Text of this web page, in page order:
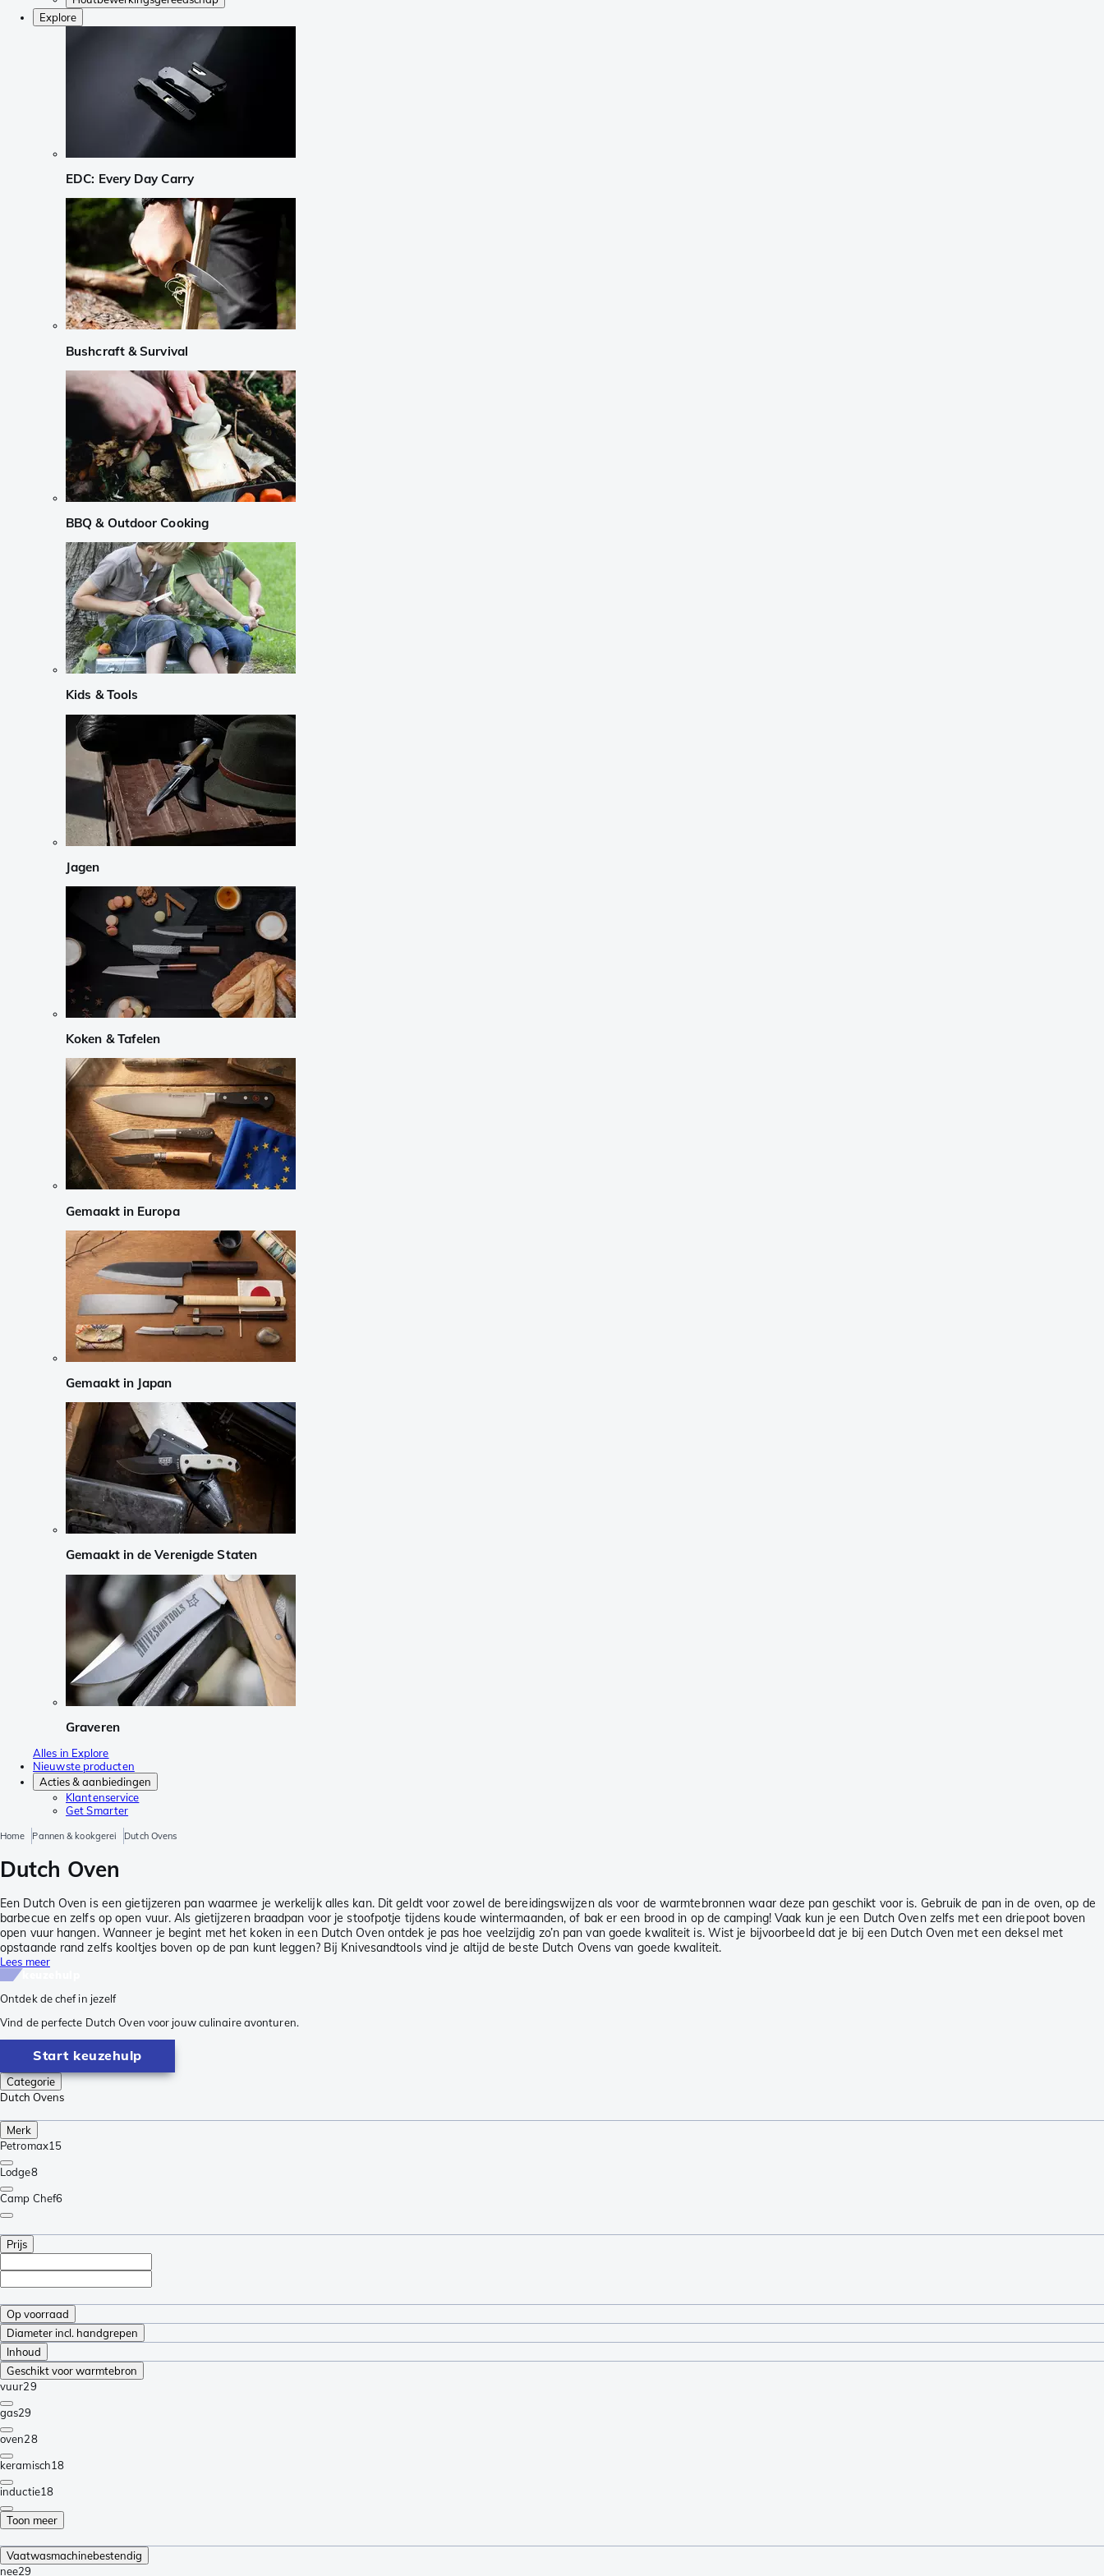
Explore
EDC: Every Day Carry
Bushcraft & Survival
BBQ & Outdoor Cooking
Kids & Tools
Jagen
Koken & Tafelen
Gemaakt in Europa
Gemaakt in Japan
Gemaakt in de Verenigde Staten
Graveren
Alles in Explore
Nieuwste producten
Acties & aanbiedingen
Klantenservice
Get Smarter
Home Pannen & kookgerei Dutch Ovens
Dutch Oven
Een Dutch Oven is een gietijzeren pan waarmee je werkelijk alles kan. Dit geldt voor zowel de bereidingswijzen als voor de warmtebronnen waar deze pan geschikt voor is. Gebruik de pan in de oven, op de
barbecue en zelfs op open vuur. Als gietijzeren braadpan voor je stoofpotje tijdens koude wintermaanden, of bak er een brood in op de camping! Vaak kun je een Dutch Oven zelfs met een driepoot boven
open vuur hangen. Wanneer je begint met het koken in een Dutch Oven ontdek je pas hoe veelzijdig zo’n pan van goede kwaliteit is. Wist je bijvoorbeeld dat je bij een Dutch Oven met een deksel met
opstaande rand zelfs kooltjes boven op de pan kunt leggen? Bij Knivesandtools vind je altijd de beste Dutch Ovens van goede kwaliteit.
Lees meer
Ontdek de chef in jezelf
Vind de perfecte Dutch Oven voor jouw culinaire avonturen.
Start keuzehulp
Categorie
Dutch Ovens
Merk
Petromax15
Lodge8
Camp Chef6
Prijs
Op voorraad
Diameter incl. handgrepen
Inhoud
Geschikt voor warmtebron
vuur29
gas29
oven28
keramisch18
inductie18
Toon meer
Vaatwasmachinebestendig
nee29